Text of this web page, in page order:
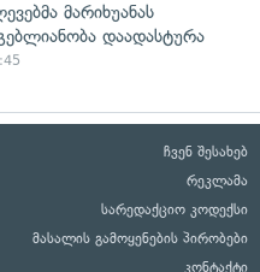
მარიხუანას
დაადასტურა
ჩვენ შესახებ
რეკლამა
სარედაქციო კოდექსი
მასალის გამოყენების პირობები
კონტაქტი